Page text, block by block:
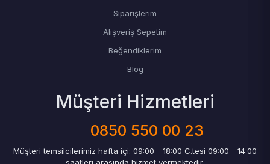
Siparişlerim
Alışveriş Sepetim
Beğendiklerim
Blog
Müşteri Hizmetleri
0850 550 00 23
Müşteri temsilcilerimiz hafta içi: 09:00 - 18:00 C.tesi 09:00 - 14:00